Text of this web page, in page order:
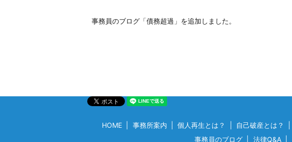
事務員のブログ「債務超過」を追加しました。
HOME 事務所案内 個人再生とは？ 自己破産とは？
事務員のブログ
法律Q&A